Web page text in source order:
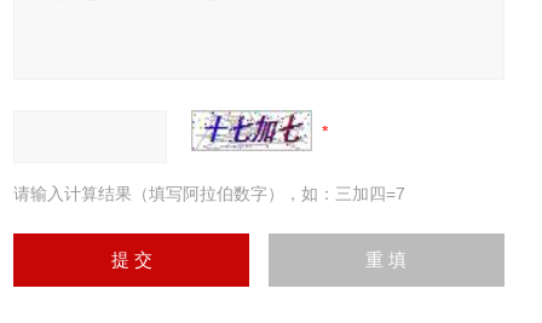
请输入计算结果（填写阿拉伯数字），如：三加四=7